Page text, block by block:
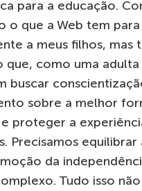
para a educação.
o que a Web tem
a meus filhos, mas
que, como uma adulta
buscar
sobre a melhor
proteger a
Precisamos equilibrar
da
Tudo isso